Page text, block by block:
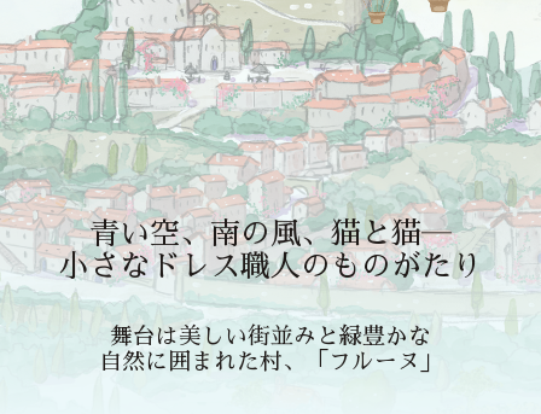
青い空、南の風、猫と猫―
小さなドレス職人のものがたり
舞台は美しい街並みと緑豊かな
自然に囲まれた村、「フルーヌ」